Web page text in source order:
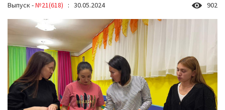
Выпуск -№21(618) : 30.05.2024 902